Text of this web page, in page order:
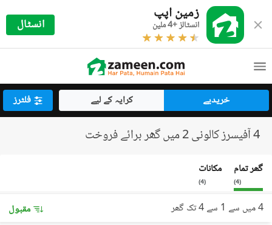
زمین اپپ
انسٹالز +4 ملین انسٹال
خریدیے کرایہ کے لیے فلٹرز
4 آفیسرز کالونی 2 میں گھر برائے فروخت
گھر تمام
(
4
)
مکانات
(
4
)
4 میں سے 1 سے 4 تک گھر مقبول